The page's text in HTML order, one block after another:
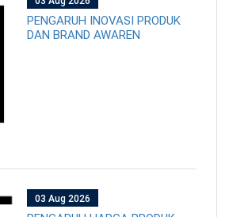
PENGARUH INOVASI PRODUK
DAN BRAND AWAREN
03 Aug 2026